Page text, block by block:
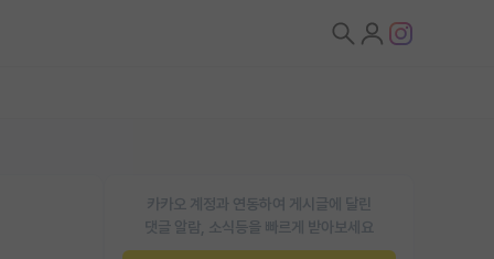
카카오 계정과 연동하여 게시글에 달린
댓글 알람, 소식등을 빠르게 받아보세요